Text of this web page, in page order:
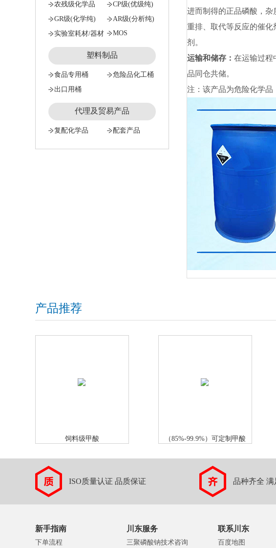
农残级化学品
CP级(优级纯)
GR级(化学纯)
AR级(分析纯)
实验室耗材/器材
MOS
塑料制品
食品专用桶
危险品化工桶
出口用桶
代理及贸易产品
复配化学品 配套产品
进而制得的正品磷酸，
重排、取代等反应的催化
剂。
运输和储存： 在运输过程
品同仓共储。
注：该产品为危险化学品
产品推荐
饲料级甲酸 （85%-99.9%）可定制甲酸
ISO质量认证 品质保证 品种齐全
新手指南
下单流程
川东服务
三聚磷酸钠技术咨询
联系川东
百度地图